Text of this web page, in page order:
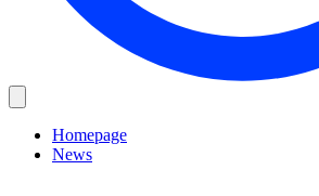
Homepage
News